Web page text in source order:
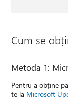
Cum se
Metoda 1:
Pentru a obține
te la Microsoft